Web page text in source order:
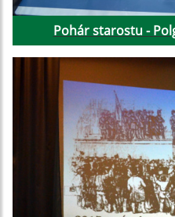
Pohár starostu -